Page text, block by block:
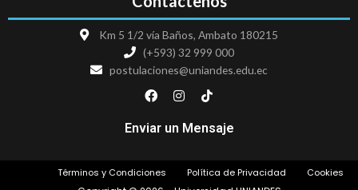
Km 5 1/2 vía Baños, Ambato 180215
(+593) 32 999 000
postulaciones@uniandes.edu.ec
F
a
e
o
k
I
n
t
r
T
i
t
Enviar un Mensaje
Términos y Condiciones Política de Privacidad Cookies